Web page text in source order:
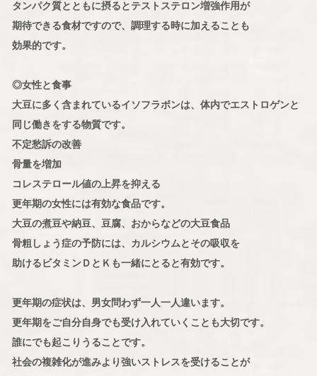
タンパク質とともに摂るとテストステロン増強作用が
期待できる食材ですので、調理する時に加えることも
効果的です。
◎女性と食事
大豆に多く含まれているイソフラボンは、体内でエストロゲンと
同じ働きをする物質です。
不定愁訴の改善
骨量を増加
コレステロール値の上昇を抑える
更年期の女性には有効な食品です。
大豆の煮豆や納豆、豆腐、おからなどの大豆食品
骨粗しょう症の予防には、カルシウムとその吸収を
助けるビタミンＤとＫも一緒にとると有効です。
更年期の症状は、男女問わず一人一人違います。
更年期をご自分自身でも受け入れていくことも大切です。
誰にでも起こりうることです。
社会の複雑化が進みより強いストレスを受けることが